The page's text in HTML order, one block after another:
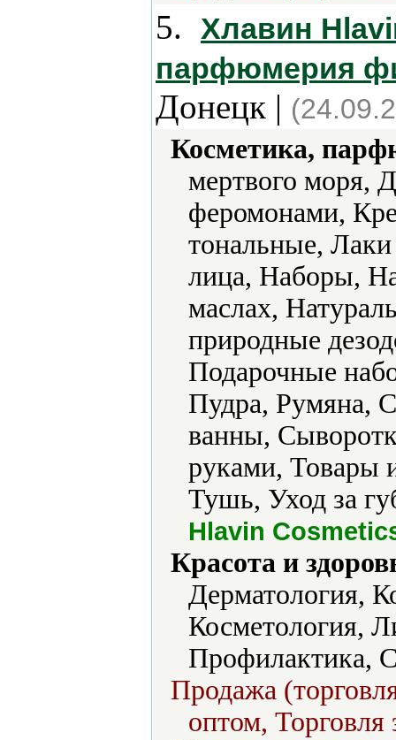
5.
Хлавин
парфюмерия
Донецк |
Косметика,
мертвого моря,
феромонами,
тональные,
лица, Наборы,
маслах,
природные
Подарочные
Пудра, Румяна,
ванны,
руками, Товары
Тушь, Уход за
Hlavin
Красота и
Дерматология,
Косметология,
Профилактика,
Продажа
оптом, Торговля